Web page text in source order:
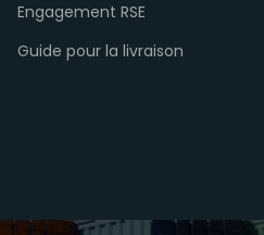
Engagement RSE
Guide pour la livraison